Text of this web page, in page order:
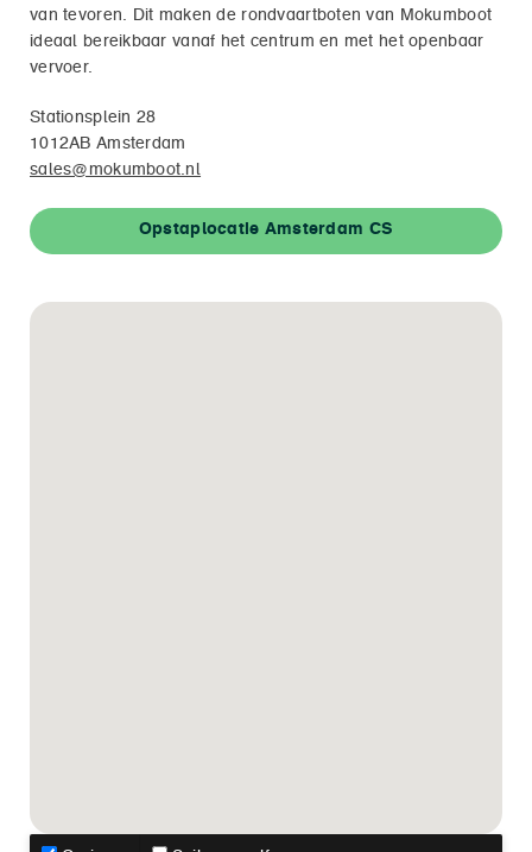
van tevoren. Dit maken de rondvaartboten van Mokumboot
ideaal bereikbaar vanaf het centrum en met het openbaar
vervoer.
Stationsplein 28
1012AB Amsterdam
sales@mokumboot.nl
Opstaplocatie Amsterdam CS